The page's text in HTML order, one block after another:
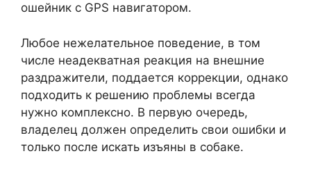
ошейник с GPS навигатором.
Любое нежелательное поведение, в том
числе неадекватная реакция на внешние
раздражители, поддается коррекции, однако
подходить к решению проблемы всегда
нужно комплексно. В первую очередь,
владелец должен определить свои ошибки и
только после искать изъяны в собаке.